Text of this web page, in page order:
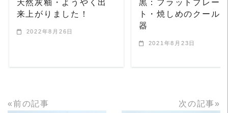
天然灰釉・ようやく出
来上がりました！
2022年8月26日
黒：フラットプレー
ト・焼しめのクール
器
2021年8月23日
«前の記事 次の記事»